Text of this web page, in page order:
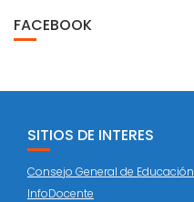
FACEBOOK
SITIOS DE INTERES
Consejo General de Educación
InfoDocente